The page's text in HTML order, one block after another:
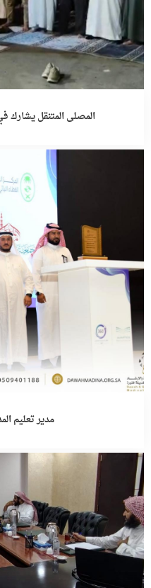
المصلى المتنقل يشارك
مدير تعليم